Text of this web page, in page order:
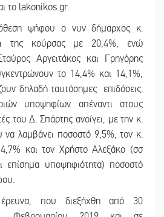
το lakonikos.gr.
ψήφου ο νυν δήμαρχος κ.
της κούρσας με 20,4%, ενώ
Αργειτάκος και Γρηγόρης
το 14,4% και 14,1%,
δηλαδή ταυτόσημες επιδόσεις.
υποψηφίων απέναντι στους
του Δ. Σπάρτης ανοίγει, με την κ.
να λαμβάνει ποσοστό 9,5%, τον κ.
και τον Χρήστο Αλεξάκο (σσ
επίσημα υποψηφιότητα) ποσοστό
που διεξήχθη από 30